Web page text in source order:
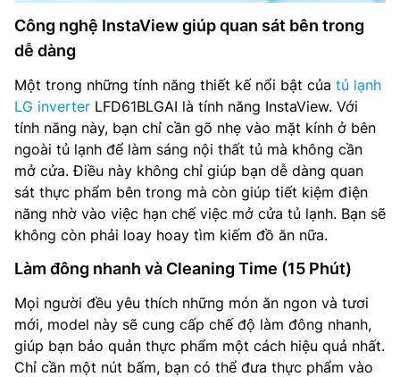
Công nghệ InstaView giúp quan sát bên trong
dễ dàng
Một trong những tính năng thiết kế nổi bật của tủ lạnh
LG inverter LFD61BLGAI là tính năng InstaView. Với
tính năng này, bạn chỉ cần gõ nhẹ vào mặt kính ở bên
ngoài tủ lạnh để làm sáng nội thất tủ mà không cần
mở cửa. Điều này không chỉ giúp bạn dễ dàng quan
sát thực phẩm bên trong mà còn giúp tiết kiệm điện
năng nhờ vào việc hạn chế việc mở cửa tủ lạnh. Bạn sẽ
không còn phải loay hoay tìm kiếm đồ ăn nữa.
Làm đông nhanh và Cleaning Time (15 Phút)
Mọi người đều yêu thích những món ăn ngon và tươi
mới, model này sẽ cung cấp chế độ làm đông nhanh,
giúp bạn bảo quản thực phẩm một cách hiệu quả nhất.
Chỉ cần một nút bấm, bạn có thể đưa thực phẩm vào